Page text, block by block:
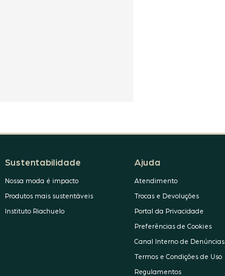
Sustentabilidade
Nossa moda é impacto
Produtos mais sustentáveis
Instituto Riachuelo
Ajuda
Atendimento
Trocas e Devoluções
Portal da Privacidade
Preferências de Cookies
Canal Interno de Denúncias
Termos e Condições de Uso
Regulamentos